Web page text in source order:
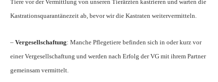
Tiere vor der Vermittlung von unseren Tierärzten kastrieren und warten die
Kastrationsquarantänezeit ab, bevor wir die Kastraten weitervermitteln.
–Vergesellschaftung: Manche Pflegetiere befinden sich in oder kurz vor
einer Vergesellschaftung und werden nach Erfolg der VG mit ihrem Partner
gemeinsam vermittelt.